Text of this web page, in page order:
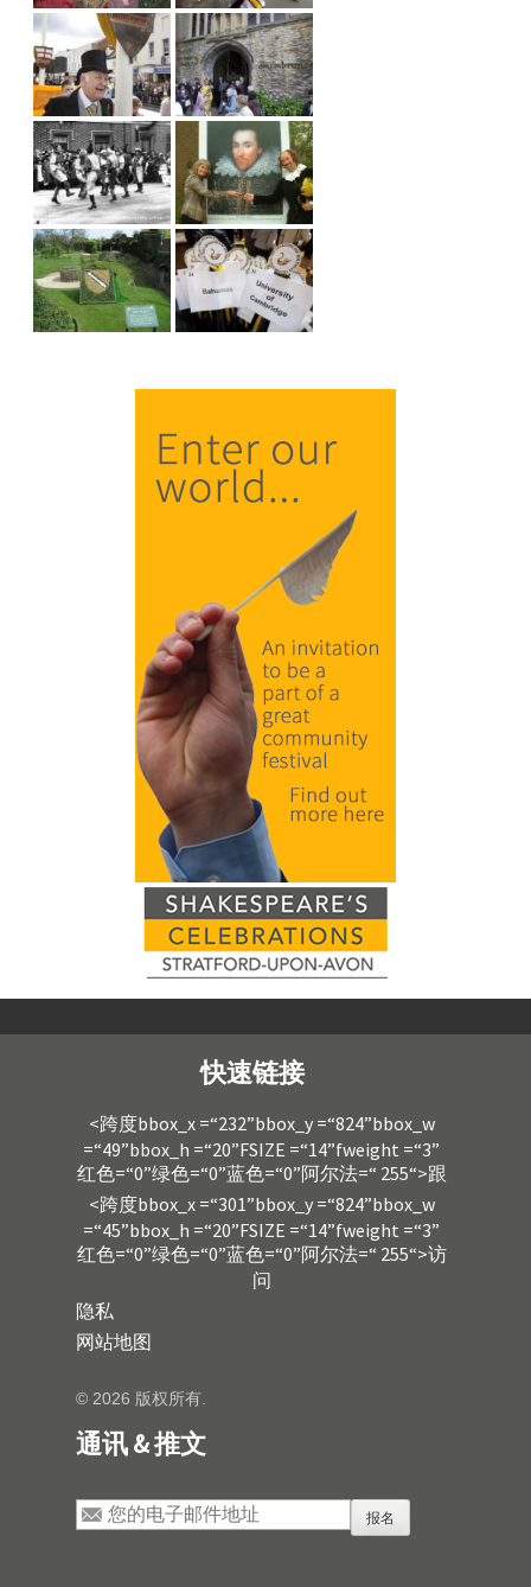
快速链接
<跨度bbox_x =“232”bbox_y =“824”bbox_w
=“49”bbox_h =“20”FSIZE =“14”fweight =“3”
红色=“0”绿色=“0”蓝色=“0”阿尔法=“ 255“>跟
<跨度bbox_x =“301”bbox_y =“824”bbox_w
=“45”bbox_h =“20”FSIZE =“14”fweight =“3”
红色=“0”绿色=“0”蓝色=“0”阿尔法=“ 255“>访
问
隐私
网站地图
© 2026 版权所有.
通讯 & 推文